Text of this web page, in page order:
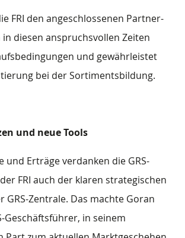
FRI den angeschlossenen Partner-
diesen anspruchsvollen Zeiten
und gewährleistet
bei der Sortimentsbildung.
und neue Tools
und Erträge verdanken die GRS-
FRI auch der klaren strategischen
GRS-Zentrale. Das machte Goran
Geschäftsführer, in seinem